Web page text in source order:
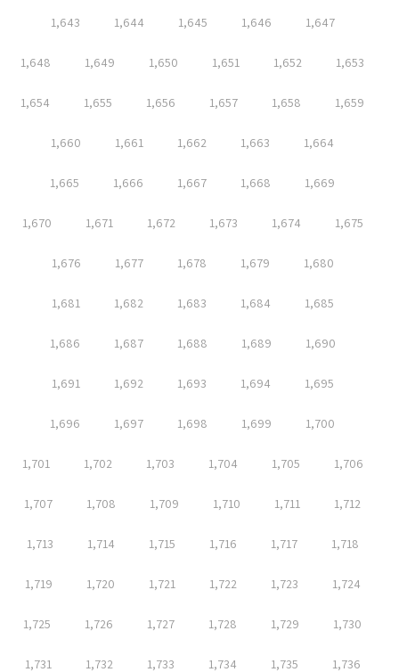
1,643 1,644 1,645 1,646 1,647
1,648 1,649 1,650 1,651 1,652 1,653
1,654 1,655 1,656 1,657 1,658 1,659
1,660 1,661 1,662 1,663 1,664
1,665 1,666 1,667 1,668 1,669
1,670 1,671 1,672 1,673 1,674 1,675
1,676 1,677 1,678 1,679 1,680
1,681 1,682 1,683 1,684 1,685
1,686 1,687 1,688 1,689 1,690
1,691 1,692 1,693 1,694 1,695
1,696 1,697 1,698 1,699 1,700
1,701 1,702 1,703 1,704 1,705 1,706
1,707 1,708 1,709 1,710 1,711 1,712
1,713 1,714 1,715 1,716 1,717 1,718
1,719 1,720 1,721 1,722 1,723 1,724
1,725 1,726 1,727 1,728 1,729 1,730
1,731 1,732 1,733 1,734 1,735 1,736